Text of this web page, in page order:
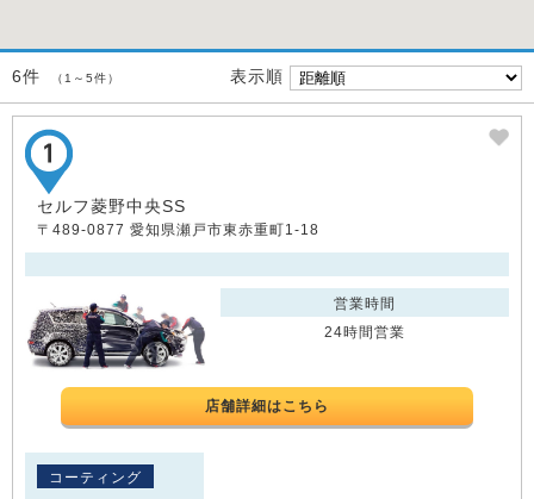
6件 （1～5件） 表示順
セルフ菱野中央SS
〒489-0877 愛知県瀬戸市東赤重町1-18
営業時間
24時間営業
店舗詳細はこちら
コーティング